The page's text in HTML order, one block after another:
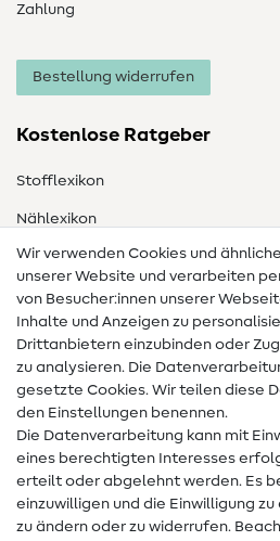
Zahlung
Bestellung widerrufen
Kostenlose Ratgeber
Stofflexikon
Nählexikon
Nähanleitungen
Hilfe & Kontakt
Kontakt
Infos zum Betreiberwechsel
FAQ
Widerrufsrecht
Beliebt
Wir verwenden Cookies und
unserer Website und verarbeiten
von Besucher:innen unserer
Inhalte und Anzeigen zu
Drittanbietern einzubinden oder
zu analysieren. Die
gesetzte Cookies. Wir teilen diese
den Einstellungen benennen.
Die Datenverarbeitung kann mit
eines berechtigten Interesses
erteilt oder abgelehnt werden. Es
einzuwilligen und die Einwilligung
zu ändern oder zu widerrufen.